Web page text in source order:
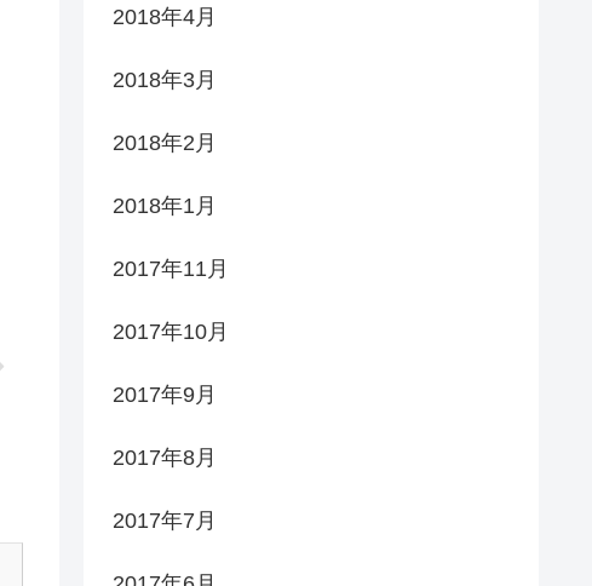
2018年4月
2018年3月
2018年2月
2018年1月
2017年11月
2017年10月
2017年9月
2017年8月
2017年7月